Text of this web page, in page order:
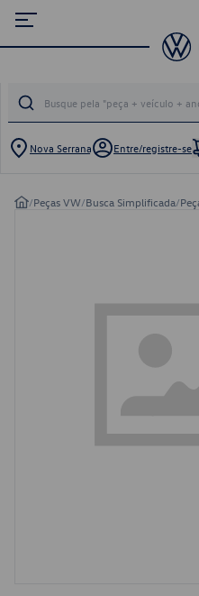
Nova Serrana Entre/registre-se
/Peças VW/Busca Simplificada/